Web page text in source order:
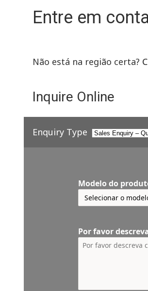
Entre em
Não está na região certa?
Inquire Online
Enquiry Type
Modelo do
Por favor